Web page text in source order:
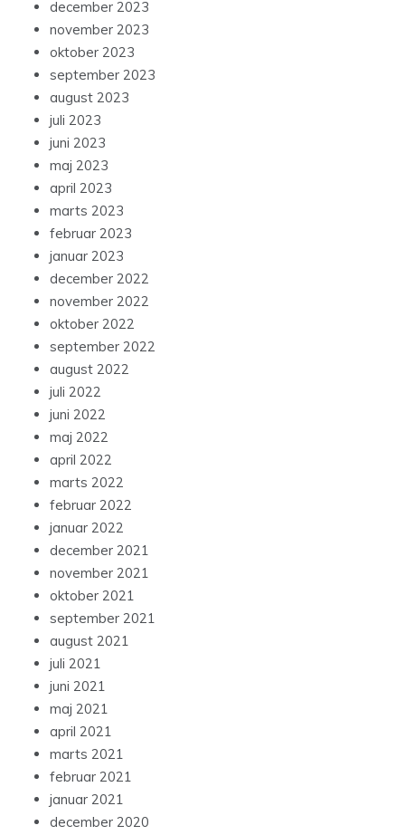
december 2023
november 2023
oktober 2023
september 2023
august 2023
juli 2023
juni 2023
maj 2023
april 2023
marts 2023
februar 2023
januar 2023
december 2022
november 2022
oktober 2022
september 2022
august 2022
juli 2022
juni 2022
maj 2022
april 2022
marts 2022
februar 2022
januar 2022
december 2021
november 2021
oktober 2021
september 2021
august 2021
juli 2021
juni 2021
maj 2021
april 2021
marts 2021
februar 2021
januar 2021
december 2020